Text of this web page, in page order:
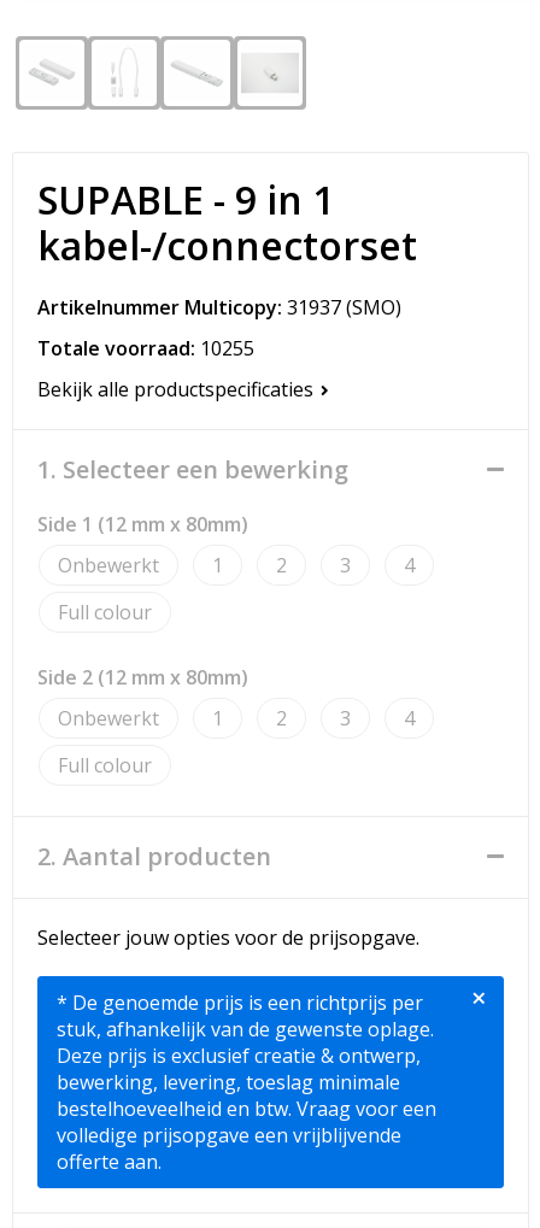
Spellen voor binnen en buiten
Veiligheid, Auto en Fiets
Vrije tijd en Strand
Opvouwbare tassen
Promotietassen
Reistassen
Rugzakken
Sporttassen
Toilettassen
Reistassensets
Duffeltassen
Aktetassen
Trolleys
SUPABLE - 9 in 1
kabel-/connectorset
Artikelnummer Multicopy: 31937(SMO)
Totale voorraad: 10255
Bekijk alle productspecificaties
1. Selecteer een bewerking
Side 1 (12 mm x 80mm)
Onbewerkt
1 2 3
4
Full colour
Side 2 (12 mm x 80mm)
Onbewerkt
1 2 3
4
Full colour
2. Aantal producten
Selecteer jouw opties voor de prijsopgave.
* De genoemde prijs is een richtprijs per
stuk, afhankelijk van de gewenste oplage.
Deze prijs is exclusief creatie & ontwerp,
bewerking, levering, toeslag minimale
bestelhoeveelheid en btw. Vraag voor een
volledige prijsopgave een vrijblijvende
offerte aan.
×